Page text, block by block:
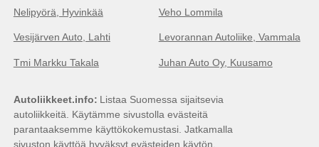
Nelipyörä, Hyvinkää
Vesijärven Auto, Lahti
Tmi Markku Takala
Veho Lommila
Levorannan Autoliike, Vammala
Juhan Auto Oy, Kuusamo
Autoliikkeet.info
Listaa Suomessa sijaitsevia
autoliikkeitä. Käytämme sivustolla evästeitä
parantaaksemme käyttökokemustasi. Jatkamalla
sivuston käyttöä hyväksyt evästeiden käytön.